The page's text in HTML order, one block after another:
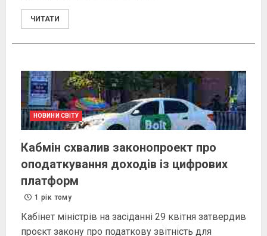
ЧИТАТИ
НОВИНИ СВІТУ
Кабмін схвалив законопроект про
оподаткування доходів із цифрових
платформ
1 рік тому
Кабінет міністрів на засіданні 29 квітня затвердив
проєкт закону про податкову звітність для